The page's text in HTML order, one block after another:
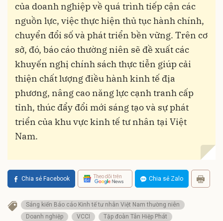
của doanh nghiệp về quá trình tiếp cận các
nguồn lực, việc thực hiện thủ tục hành chính,
chuyển đổi số và phát triển bền vững. Trên cơ
sở, đó, báo cáo thường niên sẽ đề xuất các
khuyến nghị chính sách thực tiễn giúp cải
thiện chất lượng điều hành kinh tế địa
phương, nâng cao năng lực cạnh tranh cấp
tỉnh, thúc đẩy đổi mới sáng tạo và sự phát
triển của khu vực kinh tế tư nhân tại Việt
Nam.
Chia sẻ Facebook Theo dõi trên Chia sẻ Zalo
Sáng kiến Báo cáo Kinh tế tư nhân Việt Nam thường niên
Doanh nghiệp
VCCI
Tập đoàn Tân Hiệp Phát